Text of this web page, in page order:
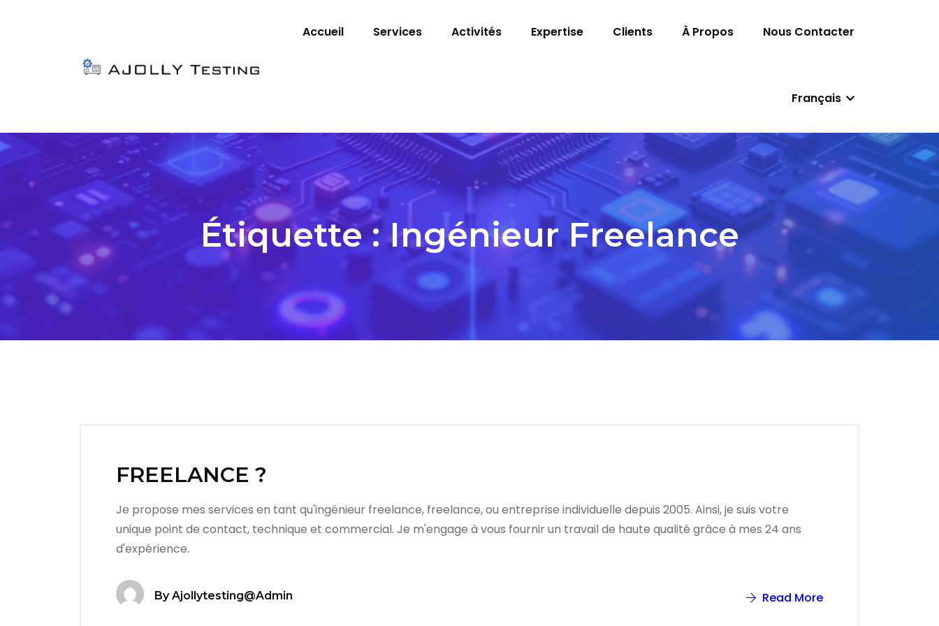
Accueil Services Activités Expertise Clients À Propos Nous Contacter
Français
Étiquette :Ingénieur Freelance
FREELANCE ?
Je propose mes services en tant qu'ingénieur freelance, freelance, ou entreprise individuelle depuis 2005. Ainsi, je suis votre
unique point de contact, technique et commercial. Je m'engage à vous fournir un travail de haute qualité grâce à mes 24 ans
d'expérience.
ByAjollytesting@admin Read More